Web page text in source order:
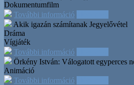
Dokumentumfilm
További információ
Akik igazán számítanak Jegyelővétel
Dráma
Vígjáték
További információ
Örkény István: Válogatott egyperces
Animáció
További információ